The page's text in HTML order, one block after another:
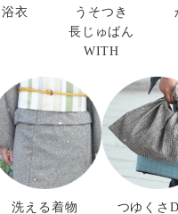
衣
うそつき
長じゅばん
WITH
洗える着物 つゆくさ